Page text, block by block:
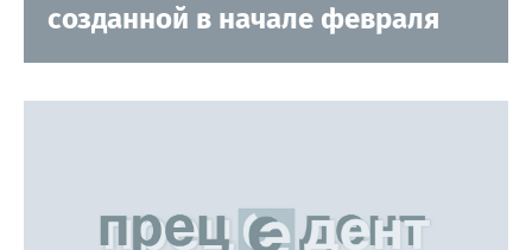
созданной в начале февраля